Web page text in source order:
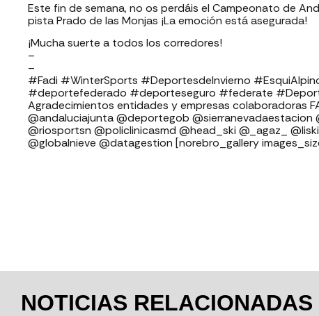
Este fin de semana, no os perdáis el Campeonato de
pista Prado de las Monjas ¡La emoción está asegurada!
¡Mucha suerte a todos los corredores!
–
–
#Fadi #WinterSports #DeportesdeInvierno
#deportefederado #deporteseguro #federate
Agradecimientos entidades y empresas colaboradoras
⁣⁣⁣⁣@andaluciajunta @deportegob ⁣⁣⁣@sierranevadaestacion
@riosportsn @policlinicasmd @head_ski @_agaz_
@globalnieve @datagestion [norebro_gallery
NOTICIAS RELACIONADAS